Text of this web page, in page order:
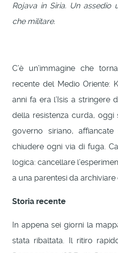
Rojava in Siria. Un assedio
che militare.
C’è un’immagine che
recente del Medio Oriente:
anni fa era l’Isis a stringere
della resistenza curda,
governo siriano,
chiudere ogni via di fuga.
logica: cancellare
a una parentesi da archiviare
Storia recente
In appena sei giorni la
stata ribaltata. Il ritiro